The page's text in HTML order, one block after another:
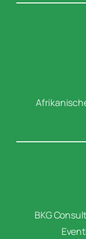
BKG